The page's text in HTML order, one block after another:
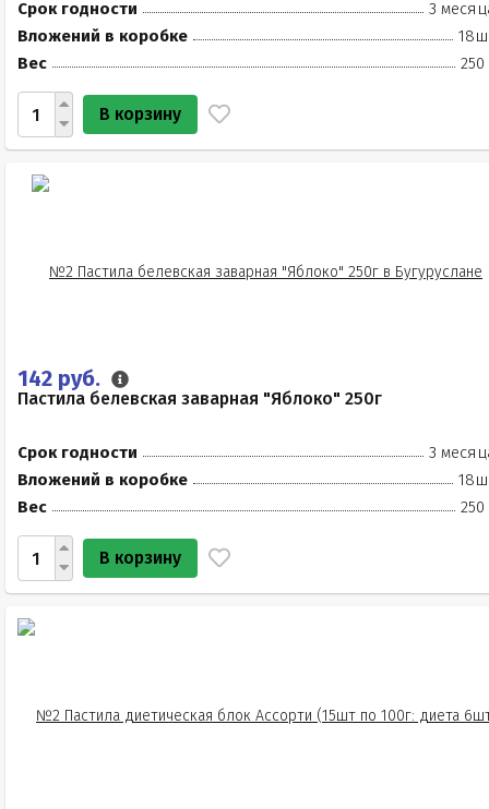
Срок годности
3
Вложений в коробке
Вес
250
В корзину
142 руб.
Пастила белевская заварная "Яблоко" 250г
Срок годности
3
Вложений в коробке
Вес
250
В корзину